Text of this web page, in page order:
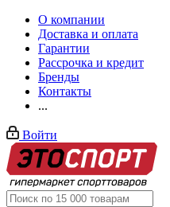
О компании
Доставка и оплата
Гарантии
Рассрочка и кредит
Бренды
Контакты
...
Войти